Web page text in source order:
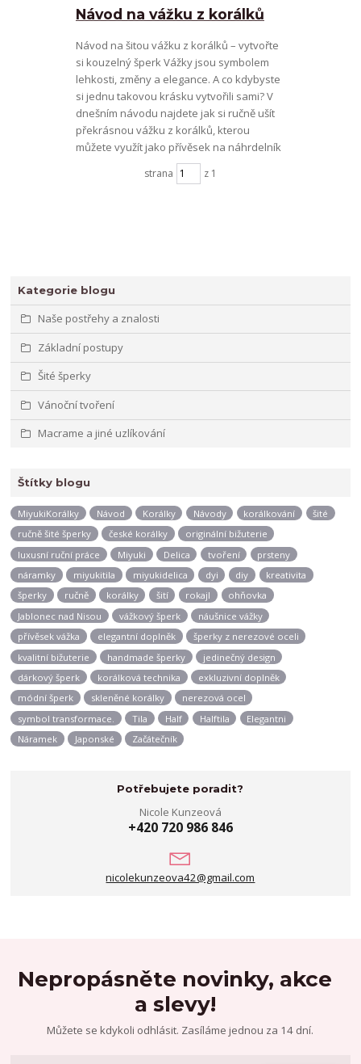
Kategorie blogu
Naše postřehy a znalosti
Základní postupy
Šité šperky
Vánoční tvoření
Macrame a jiné uzlíkování
Štítky blogu
MiyukiKorálky Návod Korálky Návody korálkování
šité
ručně šité šperky
české korálky
originální bižuterie
luxusní ruční práce
Miyuki Delica tvoření
prsteny
náramky
miyukitila miyukidelica dyi diy
kreativita
šperky
ručně korálky šití rokajl
ohňovka
Jablonec nad Nisou
vážkový šperk
náušnice vážky
přívěsek vážka
elegantní doplněk
šperky z nerezové oceli
kvalitní bižuterie
handmade šperky
jedinečný design
dárkový šperk
korálková technika
exkluzivní doplněk
módní šperk
skleněné korálky
nerezová ocel
symbol transformace.
Tila Half Halftila
Elegantni
Náramek
Japonské Začátečník
Potřebujete poradit?
Nicole Kunzeová
+420 720 986 846
nicolekunzeova42@gmail.com
Návod na vážku z korálků
Návod na šitou vážku z korálků – vytvořte
si kouzelný šperk Vážky jsou symbolem
lehkosti, změny a elegance. A co kdybyste
si jednu takovou krásku vytvořili sami? V
dnešním návodu najdete jak si ručně ušít
překrásnou vážku z korálků, kterou
můžete využít jako přívěsek na náhrdelník
strana z 1
Nepropásněte novinky, akce
a slevy!
Můžete se kdykoli odhlásit. Zasíláme jednou za 14 dní.